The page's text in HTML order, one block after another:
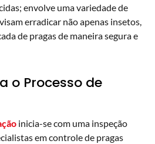
envolve uma variedade de
erradicar não apenas insetos,
de pragas de maneira segura e
o Processo de
inicia-se com uma inspeção
em controle de pragas